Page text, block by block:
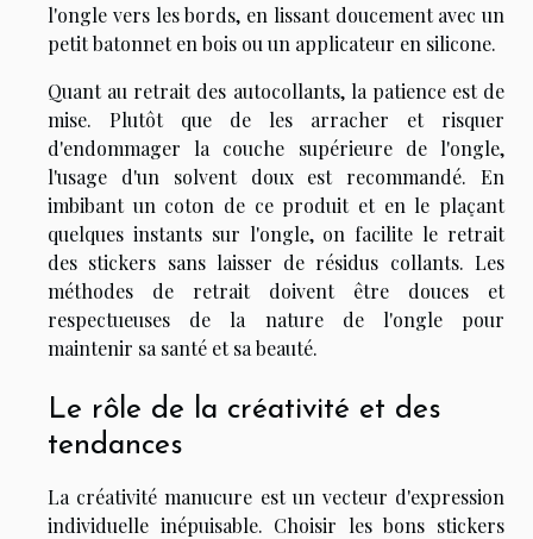
l'ongle vers les bords, en lissant doucement avec un
petit batonnet en bois ou un applicateur en silicone.
Quant au retrait des autocollants, la patience est de
mise. Plutôt que de les arracher et risquer
d'endommager la couche supérieure de l'ongle,
l'usage d'un solvent doux est recommandé. En
imbibant un coton de ce produit et en le plaçant
quelques instants sur l'ongle, on facilite le retrait
des stickers sans laisser de résidus collants. Les
méthodes de retrait doivent être douces et
respectueuses de la nature de l'ongle pour
maintenir sa santé et sa beauté.
Le rôle de la créativité et des
tendances
La créativité manucure est un vecteur d'expression
individuelle inépuisable. Choisir les bons stickers